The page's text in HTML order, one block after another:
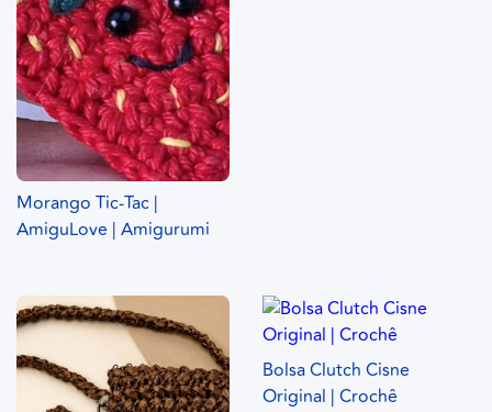
Morango Tic-Tac |
AmiguLove | Amigurumi
Bolsa Clutch Cisne
Original | Crochê